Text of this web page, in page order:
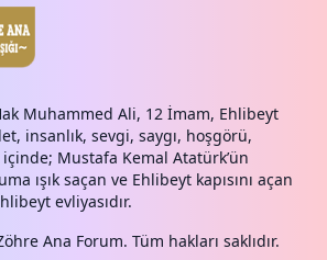
Muhammed Ali, 12 İmam, Ehlibeyt
insanlık, sevgi, saygı, hoşgörü,
Mustafa Kemal Atatürk’ün
ışık saçan ve Ehlibeyt kapısını açan
evliyasıdır.
Ana Forum. Tüm hakları saklıdır.